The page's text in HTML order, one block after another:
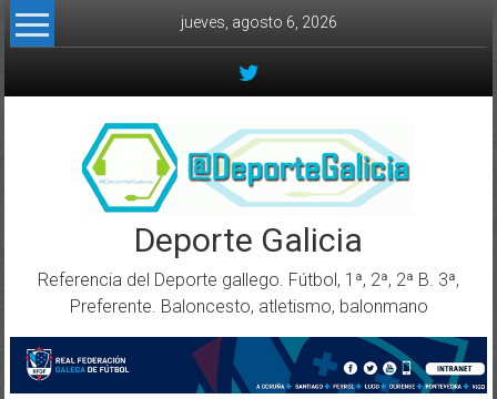
Skip to content
jueves, agosto 6, 2026
Deporte Galicia
Referencia del Deporte gallego. Fútbol, 1ª, 2ª, 2ª B. 3ª,
Preferente. Baloncesto, atletismo, balonmano